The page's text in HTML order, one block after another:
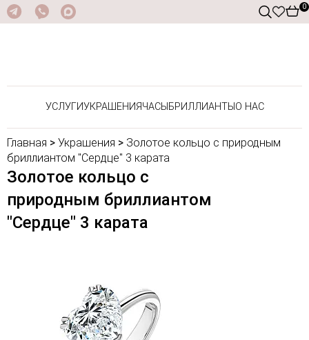
0
УСЛУГИУКРАШЕНИЯЧАСЫ БРИЛЛИАНТЫ О НАС
Главная > Украшения > Золотое кольцо с природным
бриллиантом "Сердце" 3 карата
Золотое кольцо с
природным бриллиантом
"Сердце" 3 карата